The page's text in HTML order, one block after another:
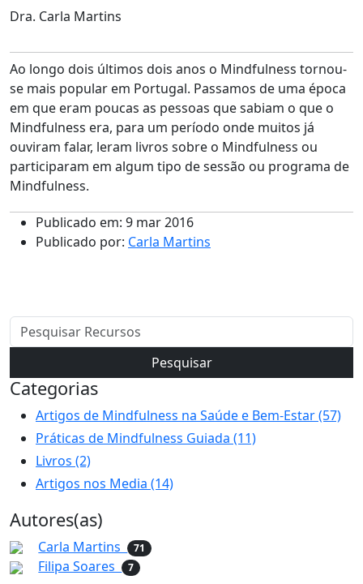
Dra. Carla Martins
Ao longo dois últimos dois anos o Mindfulness tornou-
se mais popular em Portugal. Passamos de uma época
em que eram poucas as pessoas que sabiam o que o
Mindfulness era, para um período onde muitos já
ouviram falar, leram livros sobre o Mindfulness ou
participaram em algum tipo de sessão ou programa de
Mindfulness.
Publicado em: 9 mar 2016
Publicado por: Carla Martins
Pesquisar
Categorias
Artigos de Mindfulness na Saúde e Bem-Estar (57)
Práticas de Mindfulness Guiada (11)
Livros (2)
Artigos nos Media (14)
Autores(as)
Carla Martins 71
Filipa Soares 7